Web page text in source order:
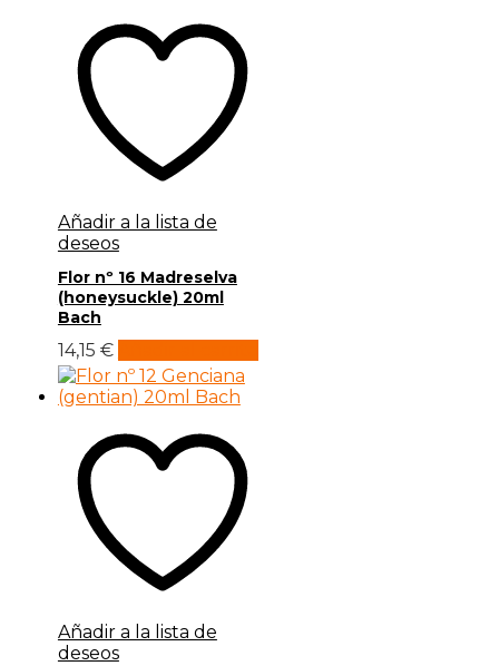
Añadir a la lista de
deseos
Flor nº 16 Madreselva
(honeysuckle) 20ml
Bach
14,15 €
Añadir a la lista de
deseos